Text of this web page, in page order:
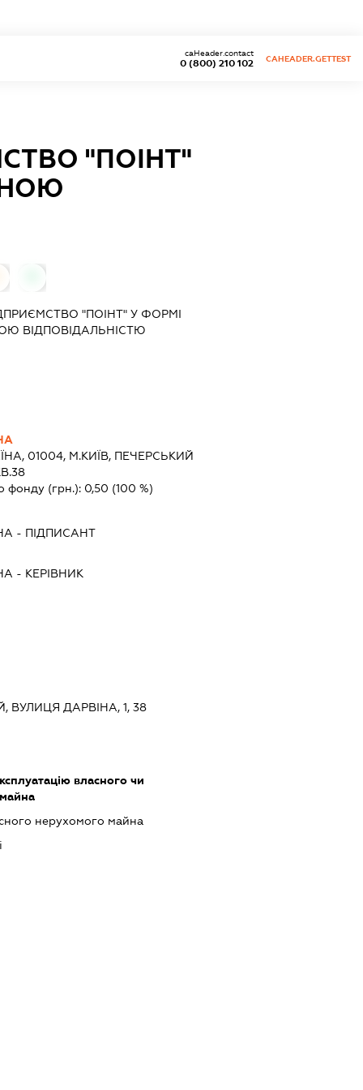
0 (800) 210 102
caHeader.contact
CAHEADER.GETTEST
"ПОІНТ"
"ПОІНТ" У ФОРМІ
ВІДПОВІДАЛЬНІСТЮ
01004, М.КИЇВ, ПЕЧЕРСЬКИЙ
фонду (грн.): 0,50 (100 %)
- ПІДПИСАНТ
- КЕРІВНИК
ВУЛИЦЯ ДАРВІНА, 1, 38
власного чи
нерухомого майна